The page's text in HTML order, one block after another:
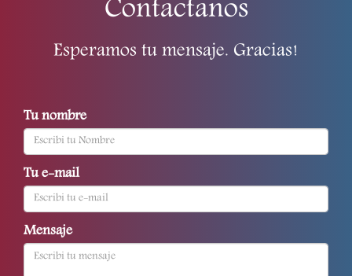
Contactanos
Esperamos tu mensaje. Gracias!
Tu nombre
Tu e-mail
Mensaje